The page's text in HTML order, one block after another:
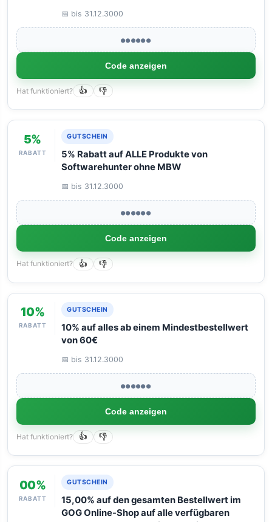
📅 bis 31.12.3000
●●●●●●
Code anzeigen
Hat funktioniert? 👍 👎
5%
RABATT
GUTSCHEIN
5% Rabatt auf ALLE Produkte von
Softwarehunter ohne MBW
📅 bis 31.12.3000
●●●●●●
Code anzeigen
Hat funktioniert? 👍 👎
10%
RABATT
GUTSCHEIN
10% auf alles ab einem Mindestbestellwert
von 60€
📅 bis 31.12.3000
●●●●●●
Code anzeigen
Hat funktioniert? 👍 👎
00%
RABATT
GUTSCHEIN
15,00% auf den gesamten Bestellwert im
GOG Online-Shop auf alle verfügbaren